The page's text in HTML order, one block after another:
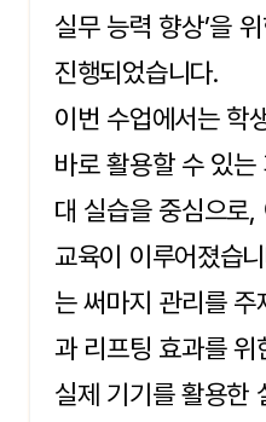
실무 능력 향상’을
진행되었습니다.
이번 수업에서는 학
바로 활용할 수 있
대 실습을 중심으로
교육이 이루어졌습
는 써마지 관리를
과 리프팅 효과를
실제 기기를 활용한